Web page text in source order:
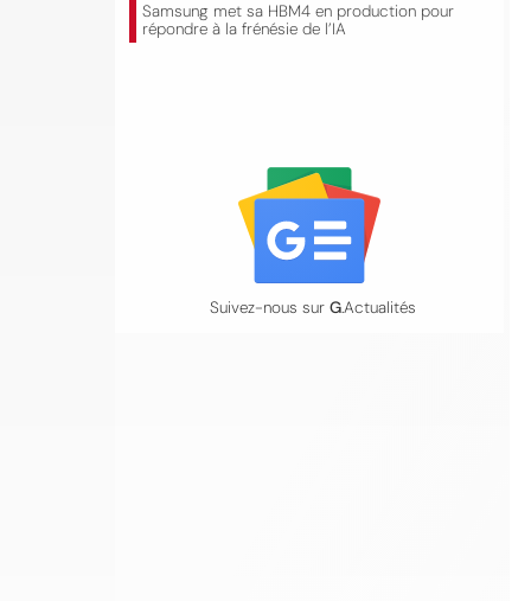
Samsung met sa HBM4 en production pour
répondre à la frénésie de l’IA
Suivez-nous sur G.Actualités